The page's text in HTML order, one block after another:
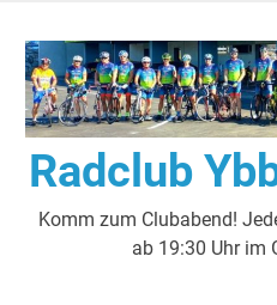
Inhalt
springen
Radclub
Komm zum Clubabend!
ab 19:30 Uhr im